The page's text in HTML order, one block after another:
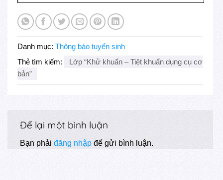
Danh mục: Thông báo tuyển sinh
Thẻ tìm kiếm:
Lớp “Khử khuẩn – Tiệt khuẩn dụng cụ cơ
bản”
Để lại một bình luận
Bạn phải đăng nhập để gửi bình luận.